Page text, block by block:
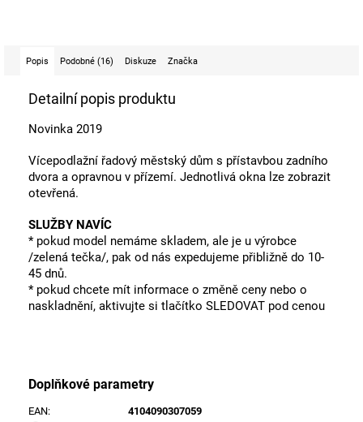
Popis Podobné (16) Diskuze Značka
Detailní popis produktu
Novinka 2019
Vícepodlažní řadový městský dům s přístavbou zadního
dvora a opravnou v přízemí. Jednotlivá okna lze zobrazit
otevřená.
SLUŽBY NAVÍC
* pokud model nemáme skladem, ale je u výrobce
/zelená tečka/, pak od nás expedujeme přibližně do 10-
45 dnů.
* pokud chcete mít informace o změně ceny nebo o
naskladnění, aktivujte si tlačítko SLEDOVAT pod cenou
Doplňkové parametry
EAN: 4104090307059